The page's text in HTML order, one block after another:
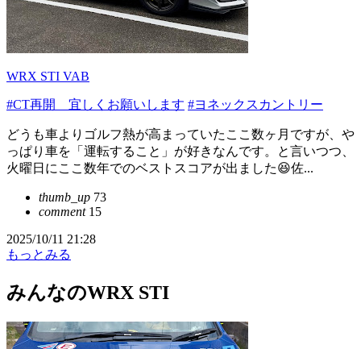
WRX STI VAB
#CT再開 宜しくお願いします #ヨネックスカントリー
どうも車よりゴルフ熱が高まっていたここ数ヶ月ですが、や
っぱり車を「運転すること」が好きなんです。と言いつつ、
火曜日にここ数年でのベストスコアが出ました😆佐...
thumb_up 73
comment15
2025/10/11 21:28
もっとみる
みんなのWRX STI